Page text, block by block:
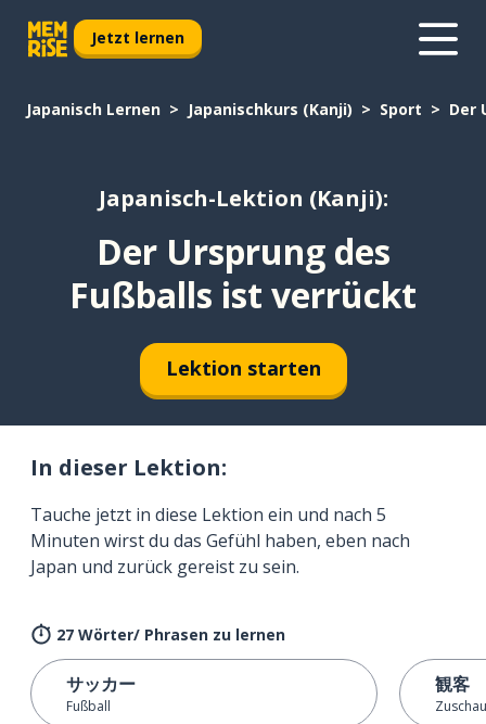
Jetzt lernen
Japanisch Lernen Japanischkurs (Kanji) Sport Der
Japanisch-Lektion (Kanji):
Der Ursprung des
Fußballs ist verrückt
Lektion starten
In dieser Lektion:
Tauche jetzt in diese Lektion ein und nach 5
Minuten wirst du das Gefühl haben, eben nach
Japan und zurück gereist zu sein.
27 Wörter/ Phrasen zu lernen
サッカー
Fußball
観客